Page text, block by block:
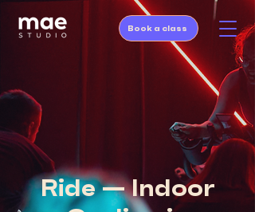
Book a class
Ride — Indoor